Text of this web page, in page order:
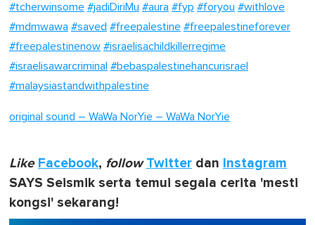
#tcherwinsome #jadiDiriMu #aura #fyp #foryou #withlove
#mdmwawa #saved #freepalestine #freepalestineforever
#freepalestinenow #israelisachildkillerregime
#israelisawarcriminal #bebaspalestinehancurisrael
#malaysiastandwithpalestine
original sound – WaWa NorYie – WaWa NorYie
Like Facebook, follow Twitter dan Instagram
SAYS Seismik serta temui segala cerita 'mesti
kongsi' sekarang!